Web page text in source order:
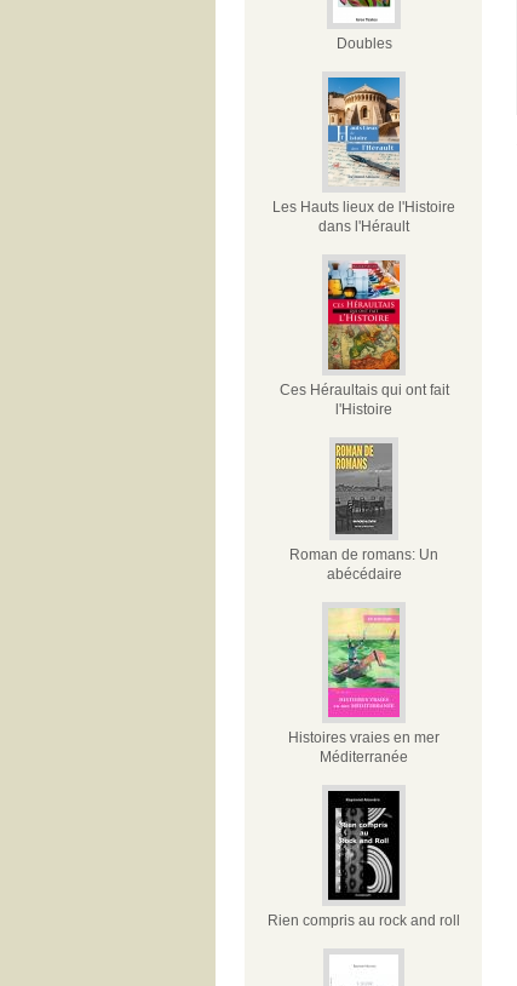
Doubles
Les Hauts lieux de l'Histoire
dans l'Hérault
Ces Héraultais qui ont fait
l'Histoire
Roman de romans: Un
abécédaire
Histoires vraies en mer
Méditerranée
Rien compris au rock and roll